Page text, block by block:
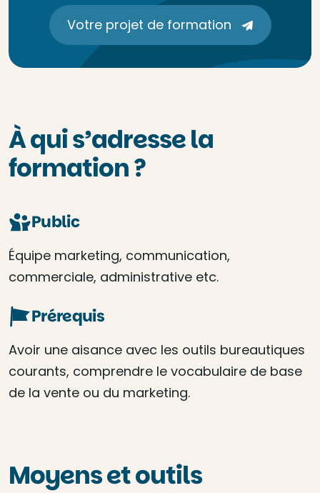
Votre projet de formation
À qui s’adresse la
formation ?
Public
Équipe marketing, communication,
commerciale, administrative etc.
Prérequis
Avoir une aisance avec les outils bureautiques
courants, comprendre le vocabulaire de base
de la vente ou du marketing.
Moyens et outils